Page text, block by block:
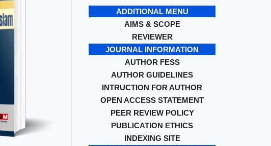
ADDITIONAL MENU
AIMS & SCOPE
REVIEWER
JOURNAL INFORMATION
AUTHOR FESS
AUTHOR GUIDELINES
INTRUCTION FOR AUTHOR
OPEN ACCESS STATEMENT
PEER REVIEW POLICY
PUBLICATION ETHICS
INDEXING SITE